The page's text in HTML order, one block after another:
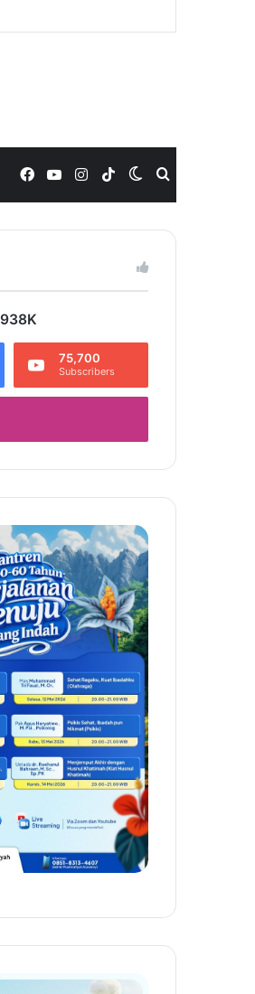
Switch
skin
TikTok
Instagram
YouTube
Facebook
938K
75,700
Subscribers